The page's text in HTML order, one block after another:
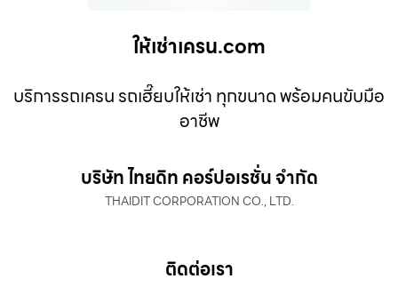
ให้เช่าเครน.com
บริการรถเครน รถเฮี๊ยบให้เช่า ทุกขนาด พร้อมคนขับมือ
อาชีพ
บริษัท ไทยดิท คอร์ปอเรชั่น จำกัด
THAIDIT CORPORATION CO., LTD.
ติดต่อเรา